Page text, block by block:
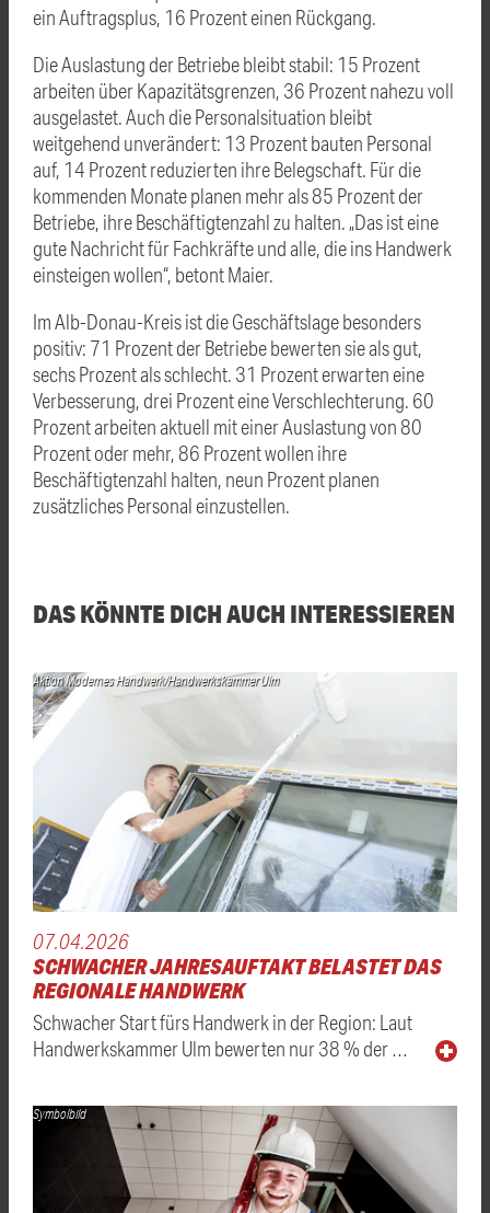
ein Auftragsplus, 16 Prozent einen Rückgang.
Die Auslastung der Betriebe bleibt stabil: 15 Prozent
arbeiten über Kapazitätsgrenzen, 36 Prozent nahezu voll
ausgelastet. Auch die Personalsituation bleibt
weitgehend unverändert: 13 Prozent bauten Personal
auf, 14 Prozent reduzierten ihre Belegschaft. Für die
kommenden Monate planen mehr als 85 Prozent der
Betriebe, ihre Beschäftigtenzahl zu halten. „Das ist eine
gute Nachricht für Fachkräfte und alle, die ins Handwerk
einsteigen wollen“, betont Maier.
Im Alb-Donau-Kreis ist die Geschäftslage besonders
positiv: 71 Prozent der Betriebe bewerten sie als gut,
sechs Prozent als schlecht. 31 Prozent erwarten eine
Verbesserung, drei Prozent eine Verschlechterung. 60
Prozent arbeiten aktuell mit einer Auslastung von 80
Prozent oder mehr, 86 Prozent wollen ihre
Beschäftigtenzahl halten, neun Prozent planen
zusätzliches Personal einzustellen.
DAS KÖNNTE DICH AUCH INTERESSIEREN
Aktion Modernes Handwerk/Handwerkskammer Ulm
07.04.2026
SCHWACHER JAHRESAUFTAKT BELASTET DAS
REGIONALE HANDWERK
Schwacher Start fürs Handwerk in der Region: Laut
Handwerkskammer Ulm bewerten nur 38 % der …
Symbolbild